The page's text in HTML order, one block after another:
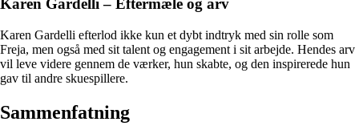
Karen Gardelli – Eftermæle og arv
Karen Gardelli efterlod ikke kun et dybt indtryk med sin rolle som
Freja, men også med sit talent og engagement i sit arbejde. Hendes arv
vil leve videre gennem de værker, hun skabte, og den inspirerede hun
gav til andre skuespillere.
Sammenfatning